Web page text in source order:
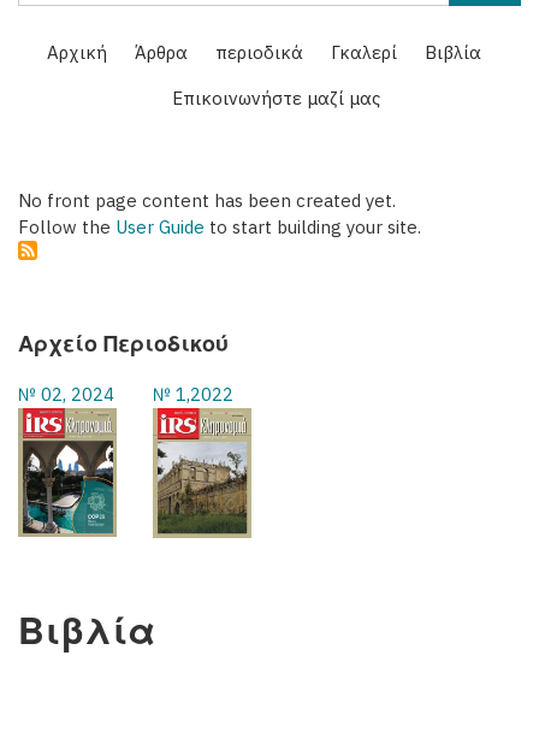
Main
navigation
Αρχική Άρθρα περιοδικά Γκαλερί
Βιβλία
Επικοινωνήστε μαζί μας
No front page content has been created yet.
Follow the User Guide to start building your site.
Αρχείο Περιοδικού
№ 02, 2024 № 1,2022
Βιβλία